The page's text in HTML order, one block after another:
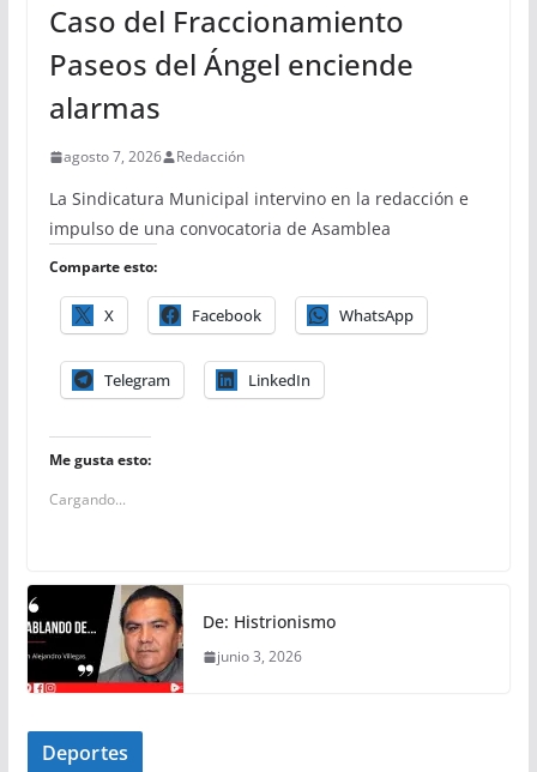
Caso del Fraccionamiento
Paseos del Ángel enciende
alarmas
agosto 7, 2026 Redacción
La Sindicatura Municipal intervino en la redacción e
impulso de una convocatoria de Asamblea
Comparte esto:
X Facebook WhatsApp
Telegram LinkedIn
Me gusta esto:
Cargando...
De: Histrionismo
junio 3, 2026
Deportes